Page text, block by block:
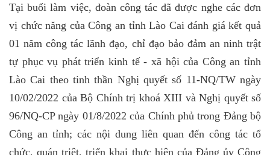
Tại buổi làm việc, đoàn công tác đã được nghe các đơn
vị chức năng của Công an tỉnh Lào Cai đánh giá kết quả
01 năm công tác lãnh đạo, chỉ đạo bảo đảm an ninh trật
tự phục vụ phát triển kinh tế - xã hội của Công an tỉnh
Lào Cai theo tinh thần Nghị quyết số 11-NQ/TW ngày
10/02/2022 của Bộ Chính trị khoá XIII và Nghị quyết số
96/NQ-CP ngày 01/8/2022 của Chính phủ trong Đảng bộ
Công an tỉnh; các nội dung liên quan đến công tác tổ
chức, quán triệt, triển khai thực hiện của Đảng ủy Công